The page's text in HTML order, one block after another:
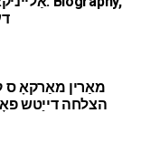
מאַרין מאַרקאָ ס
הצלחה דייַטש